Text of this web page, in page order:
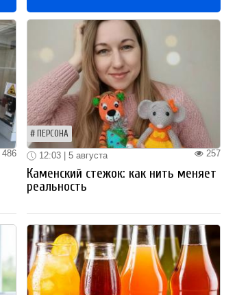
486
ПЕРСОНА
257
12:03 | 5 августа
Каменский стежок: как нить меняет
реальность